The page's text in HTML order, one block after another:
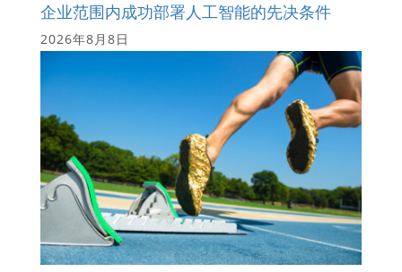
企业范围内成功部署人工智能的先决条件
2026年8月8日